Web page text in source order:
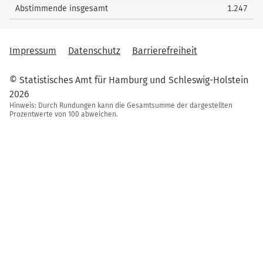
Abstimmende insgesamt 1.247
Impressum Datenschutz Barrierefreiheit
© Statistisches Amt für Hamburg und Schleswig-Holstein
2026
Hinweis: Durch Rundungen kann die Gesamtsumme der dargestellten
Prozentwerte von 100 abweichen.